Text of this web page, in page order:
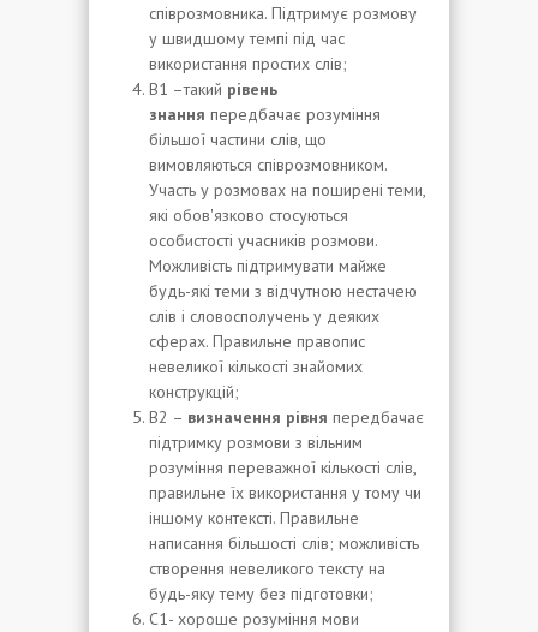
співрозмовника. Підтримує розмову
у швидшому темпі під час
використання простих слів;
В1 –такий рівень
знання передбачає розуміння
більшої частини слів, що
вимовляються співрозмовником.
Участь у розмовах на поширені теми,
які обов'язково стосуються
особистості учасників розмови.
Можливість підтримувати майже
будь-які теми з відчутною нестачею
слів і словосполучень у деяких
сферах. Правильне правопис
невеликої кількості знайомих
конструкцій;
В2 – визначення рівня передбачає
підтримку розмови з вільним
розуміння переважної кількості слів,
правильне їх використання у тому чи
іншому контексті. Правильне
написання більшості слів; можливість
створення невеликого тексту на
будь-яку тему без підготовки;
С1- хороше розуміння мови